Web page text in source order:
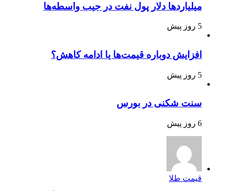
میلیاردها دلار پول نفت در جیب واسطه‌ها
5 روز پیش
افزایش دوباره قیمت‌ها یا ادامه کاهش؟
5 روز پیش
سنت شکنی در بورس
6 روز پیش
قیمت طلا